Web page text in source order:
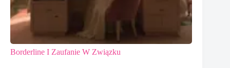
Borderline I Zaufanie W Związku